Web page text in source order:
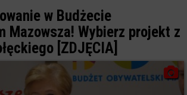
w Budżecie
Mazowsza! Wybierz projekt z
[ZDJĘCIA]